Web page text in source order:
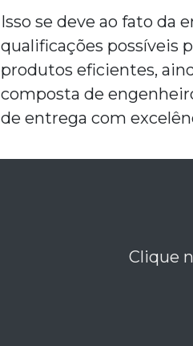
Isso se deve ao fato da
qualificações possíveis
produtos eficientes,
composta de
de entrega com
Clique